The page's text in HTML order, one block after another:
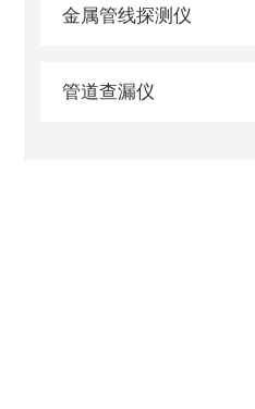
金属管线探测仪
管道查漏仪